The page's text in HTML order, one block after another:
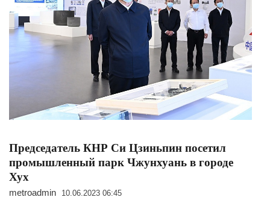
Председатель КНР Си Цзиньпин посетил
промышленный парк Чжунхуань в городе
Хух
metroadmin 10.06.2023 06:45